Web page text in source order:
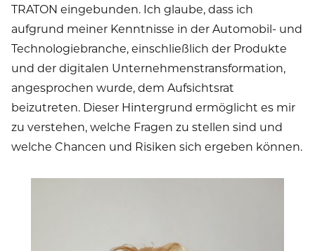
TRATON eingebunden. Ich glaube, dass ich
aufgrund meiner Kenntnisse in der Automobil- und
Technologiebranche, einschließlich der Produkte
und der digitalen Unternehmenstransformation,
angesprochen wurde, dem Aufsichtsrat
beizutreten. Dieser Hintergrund ermöglicht es mir
zu verstehen, welche Fragen zu stellen sind und
welche Chancen und Risiken sich ergeben können.